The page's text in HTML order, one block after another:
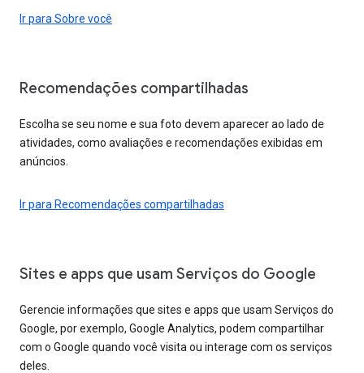
Ir para Sobre você
Recomendações compartilhadas
Escolha se seu nome e sua foto devem aparecer ao lado de
atividades, como avaliações e recomendações exibidas em
anúncios.
Ir para Recomendações compartilhadas
Sites e apps que usam Serviços do Google
Gerencie informações que sites e apps que usam Serviços do
Google, por exemplo, Google Analytics, podem compartilhar
com o Google quando você visita ou interage com os serviços
deles.